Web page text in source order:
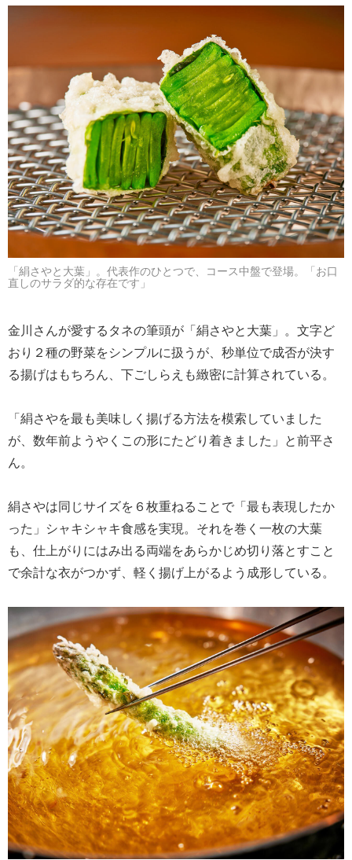
「絹さやと大葉」。代表作のひとつで、コース中盤で登場。「お口
直しのサラダ的な存在です」
金川さんが愛するタネの筆頭が「絹さやと大葉」。文字ど
おり２種の野菜をシンプルに扱うが、秒単位で成否が決す
る揚げはもちろん、下ごしらえも緻密に計算されている。
「絹さやを最も美味しく揚げる方法を模索していました
が、数年前ようやくこの形にたどり着きました」と前平さ
ん。
絹さやは同じサイズを６枚重ねることで「最も表現したか
った」シャキシャキ食感を実現。それを巻く一枚の大葉
も、仕上がりにはみ出る両端をあらかじめ切り落とすこと
で余計な衣がつかず、軽く揚げ上がるよう成形している。